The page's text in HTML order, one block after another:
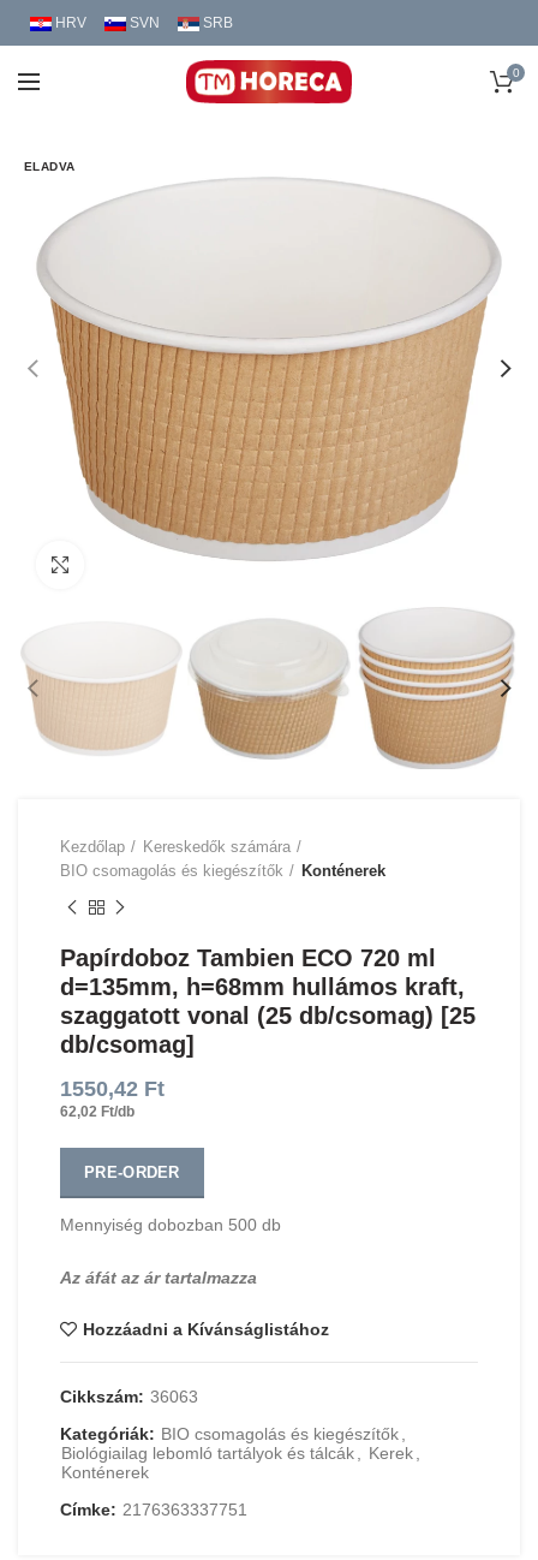
HRV SVN SRB
0
ELADVA
Kezdőlap
Kereskedők számára
BIO csomagolás és kiegészítők
Konténerek
Papírdoboz Tambien ECO 720 ml
d=135mm, h=68mm hullámos kraft,
szaggatott vonal (25 db/csomag) [25
db/csomag]
1550,42 Ft
62,02 Ft/db
PRE-ORDER
Mennyiség dobozban 500 db
Az áfát az ár tartalmazza
Hozzáadni a Kívánságlistához
Cikkszám: 36063
Kategóriák: BIO csomagolás és kiegészítők,
Biológiailag lebomló tartályok és tálcák, Kerek,
Konténerek
Címke: 2176363337751